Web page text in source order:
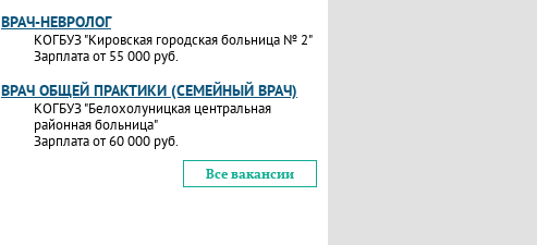
ВРАЧ-НЕВРОЛОГ
КОГБУЗ "Кировская городская больница № 2"
Зарплата от 55 000 руб.
ВРАЧ ОБЩЕЙ ПРАКТИКИ (СЕМЕЙНЫЙ ВРАЧ)
КОГБУЗ "Белохолуницкая центральная
районная больница"
Зарплата от 60 000 руб.
Все вакансии